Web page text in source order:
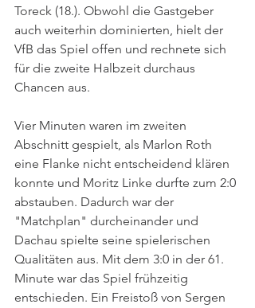
Toreck (18.). Obwohl die Gastgeber
auch weiterhin dominierten, hielt der
VfB das Spiel offen und rechnete sich
für die zweite Halbzeit durchaus
Chancen aus.
Vier Minuten waren im zweiten
Abschnitt gespielt, als Marlon Roth
eine Flanke nicht entscheidend klären
konnte und Moritz Linke durfte zum 2:0
abstauben. Dadurch war der
"Matchplan" durcheinander und
Dachau spielte seine spielerischen
Qualitäten aus. Mit dem 3:0 in der 61.
Minute war das Spiel frühzeitig
entschieden. Ein Freistoß von Sergen